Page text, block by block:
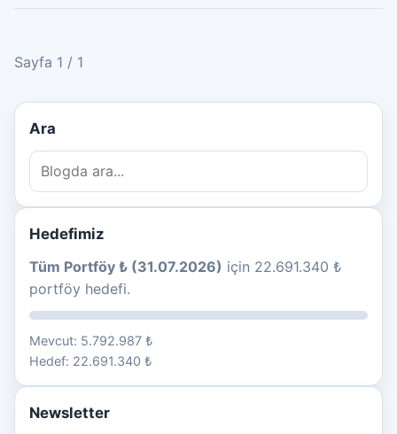
Sayfa 1 / 1
Ara
Hedefimiz
Tüm Portföy ₺ (31.07.2026) için 22.691.340 ₺
portföy hedefi.
Mevcut: 5.792.987 ₺
Hedef: 22.691.340 ₺
Newsletter